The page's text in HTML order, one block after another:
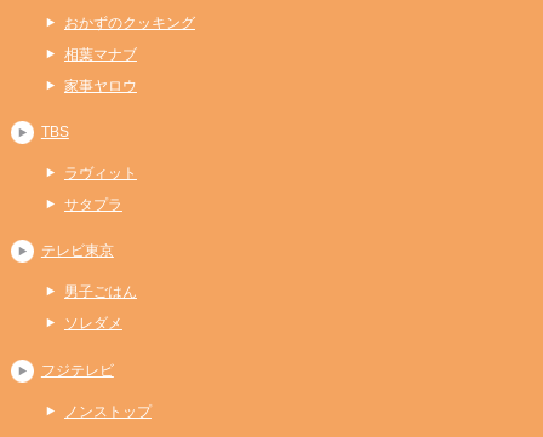
おかずのクッキング
相葉マナブ
家事ヤロウ
TBS
ラヴィット
サタプラ
テレビ東京
男子ごはん
ソレダメ
フジテレビ
ノンストップ